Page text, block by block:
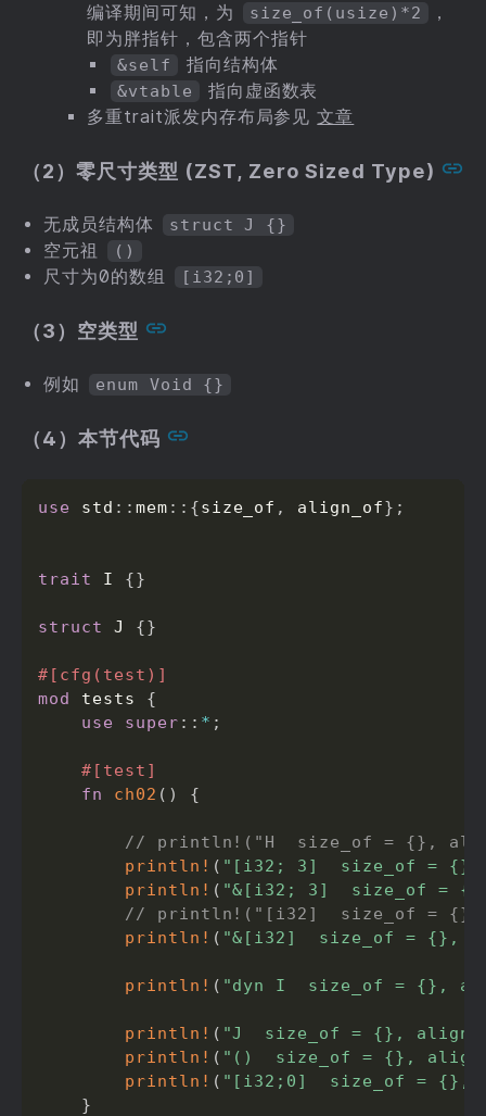
编译期间可知，为
size_of(usize)*2
，
即为胖指针，包含两个指针
&self 指向结构体
&vtable
指向虚函数表
多重trait派发内存布局参见文章
（2）零尺寸类型 (ZST, Zero Sized Type)
无成员结构体 struct J {}
空元祖 ()
尺寸为0的数组 [i32;0]
（3）空类型
例如 enum Void {}
（4）本节代码
use std : : mem : : {size_of , align_of} ;
trait I {}
struct J {}
#[cfg(test)]
mod
tests {
use
super : : * ;
#[test]
fn
ch02 ( ) {
// println!("H  size_of = {},
println! ( "[i32; 3]  size_of = {},
println! ( "&[i32; 3]  size_of =
// println!("[i32]  size_of = {},
println! ( "&[i32]  size_of = {},
println! ( "dyn I  size_of = {},
println! ( "J  size_of = {},
println! ( "()  size_of = {},
println! ( "[i32;0]  size_of = {},
}